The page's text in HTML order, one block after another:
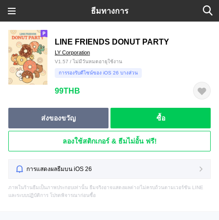
ธีมทางการ
LINE FRIENDS DONUT PARTY
LY Corporation
V1.57 / ไม่มีวันหมดอายุใช้งาน
การรองรับดีไซน์ของ iOS 26 บางส่วน
99THB
ส่งของขวัญ ซื้อ
ลองใช้สติกเกอร์ & ธีมไม่อั้น ฟรี!
การแสดงผลธีมบน iOS 26
ภาพในร้านธีมเป็นภาพประกอบเท่านั้น ธีมจริงอาจแสดงผลต่าง/ไม่ครบถ้วนตามเวอร์ชัน LINE
และระบบปฏิบัติการ โปรดพิจารณาก่อนซื้อ